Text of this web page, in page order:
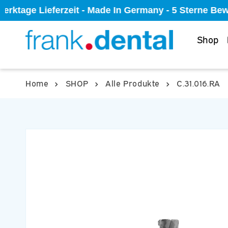
Lieferzeit - Made In Germany - 5 Sterne
Direkt
zum
Inhalt
Shop
Home SHOP Alle Produkte C.31.016.RA